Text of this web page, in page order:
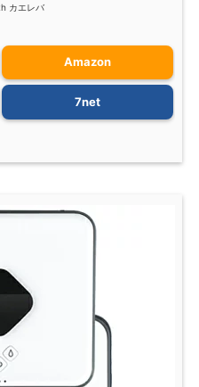
カエレバ
Amazon
7net